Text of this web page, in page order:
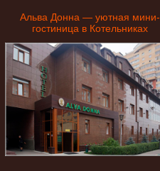
Альва Донна — уютная мини-
гостиница в Котельниках